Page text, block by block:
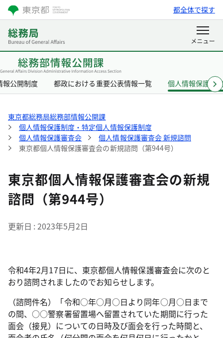
都全体で探す
報公開制度 都政における重要公表情報一覧 個人情報保護制
東京都総務局総務部情報公開課
個人情報保護制度・特定個人情報保護制度
個人情報保護審査会
個人情報保護審査会 新規諮問
東京都個人情報保護審査会の新規諮問（第944号）
東京都個人情報保護審査会の新規
諮問（第944号）
更新日 2023年5月2日
令和4年2月17日に、東京都個人情報保護審査会に次のと
おり諮問されましたのでお知らせします。
（諮問件名）「令和○年○月○日より同年○月○日まで
の間、○○警察署留置場へ留置されていた期間に行った
面会（接見）についての日時及び面会を行った時間と、